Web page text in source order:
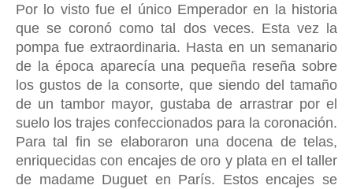
Por lo visto fue el único Emperador en la historia
que se coronó como tal dos veces. Esta vez la
pompa fue extraordinaria. Hasta en un semanario
de la época aparecía una pequeña reseña sobre
los gustos de la consorte, que siendo del tamaño
de un tambor mayor, gustaba de arrastrar por el
suelo los trajes confeccionados para la coronación.
Para tal fin se elaboraron una docena de telas,
enriquecidas con encajes de oro y plata en el taller
de madame Duguet en París. Estos encajes se